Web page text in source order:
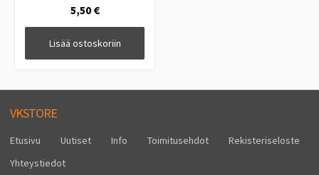
5,50 €
Lisää ostoskoriin
VKSTORE
Etusivu Uutiset Info Toimitusehdot
Rekisteriseloste
Yhteystiedot